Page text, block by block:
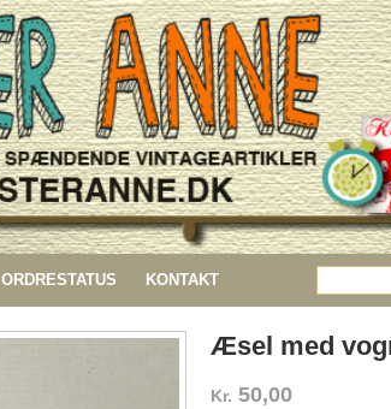
ORDRESTATUS KONTAKT
Æsel med
Kr. 50,00